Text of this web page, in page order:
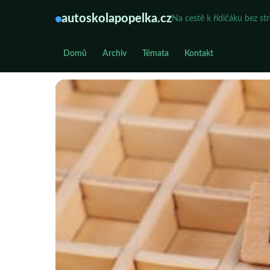
autoskolapopelka.czNa cestě k řidičáku bez
Domů Archiv Témata Kontakt